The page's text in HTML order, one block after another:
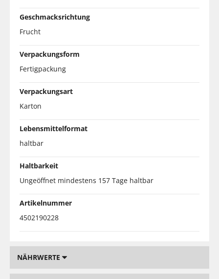
Geschmacksrichtung
Frucht
Verpackungsform
Fertigpackung
Verpackungsart
Karton
Lebensmittelformat
haltbar
Haltbarkeit
Ungeöffnet mindestens 157 Tage haltbar
Artikelnummer
4502190228
NÄHRWERTE